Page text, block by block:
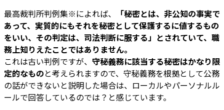
最高裁判所判例集※によれば、
「秘密とは、非公知の事実で
あって、実質的にもそれを秘密として保護するに値するもの
をいい、その判定は、司法判断に服する」とされていて、職
務上知りえたことではありません。
これは古い判例ですが、 守秘義務に該当する秘密はかなり限
定的なものと考えられますので、守秘義務を根拠として公務
の話ができないと説明した場合は、ローカルやパーソナルル
ールで回答しているのでは？と感じています。